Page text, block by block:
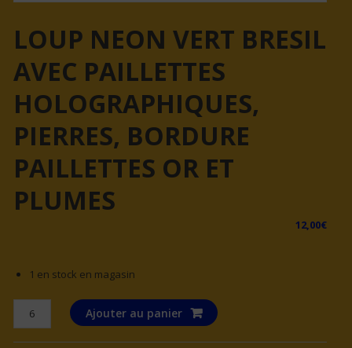
LOUP NEON VERT BRESIL
AVEC PAILLETTES
HOLOGRAPHIQUES,
PIERRES, BORDURE
PAILLETTES OR ET
PLUMES
12,00€
1 en stock en magasin
quantité
de
LOUP
Ajouter au panier